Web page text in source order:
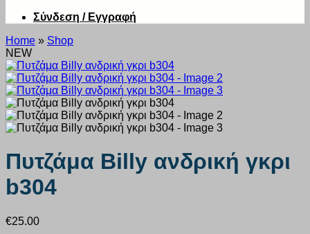
Σύνδεση / Εγγραφή
Home » Shop
NEW
Πυτζάμα Billy ανδρική γκρι
b304
€25.00